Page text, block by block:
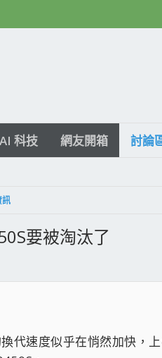
AI 科技 網友開箱 討論
要被淘汰了
代速度似乎在悄然加快，